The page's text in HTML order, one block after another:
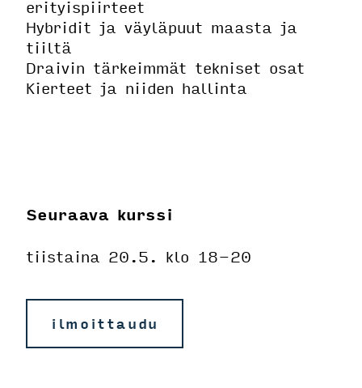
erityispiirteet
Hybridit ja väyläpuut maasta ja
tiiltä
Draivin tärkeimmät tekniset osat
Kierteet ja niiden hallinta
Seuraava kurssi
tiistaina 20.5. klo 18-20
ilmoittaudu